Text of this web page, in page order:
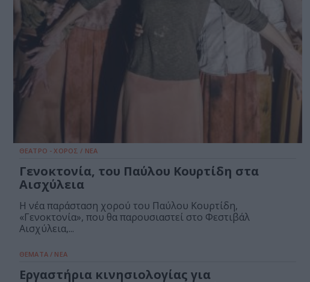
ΘΕΑΤΡΟ - ΧΟΡΟΣ / ΝΕΑ
Γενοκτονία, του Παύλου Κουρτίδη στα
Αισχύλεια
Η νέα παράσταση χορού του Παύλου Κουρτίδη,
«Γενοκτονία», που θα παρουσιαστεί στο Φεστιβάλ
Αισχύλεια,...
ΘΕΜΑΤΑ / ΝΕΑ
Eργαστήρια κινησιολογίας για